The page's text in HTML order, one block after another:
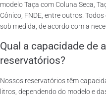
modelo Taça com Coluna Seca,
Cônico, FNDE, entre outros.
sob medida, de acordo com a
Qual a capacidade de
reservatórios?
Nossos reservatórios têm
litros, dependendo do modelo e